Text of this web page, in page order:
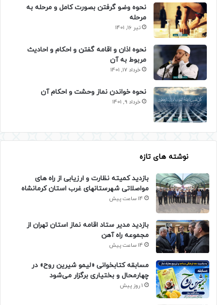
نحوه وضو گرفتن بصورت کامل و مرحله به
مرحله
تیر 16, 1401
نحوه اذان و اقامه گفتن و احکام و احادیث
مربوط به آن
خرداد 17, 1401
نحوه خواندن نماز وحشت و احکام آن
خرداد 9, 1401
نوشته های تازه
بازدید کمیته نظارت و ارزیابی از راه های
مواصلاتی شهرستانهای غرب استان کرمانشاه
14 ساعت پیش
بازدید مدیر ستاد اقامه نماز استان تهران از
مجموعه راه آهن
14 ساعت پیش
مسابقه کتابخوانی «لیمو شیرین روح» در
چهارمحال و بختیاری برگزار می‌شود
1 روز پیش